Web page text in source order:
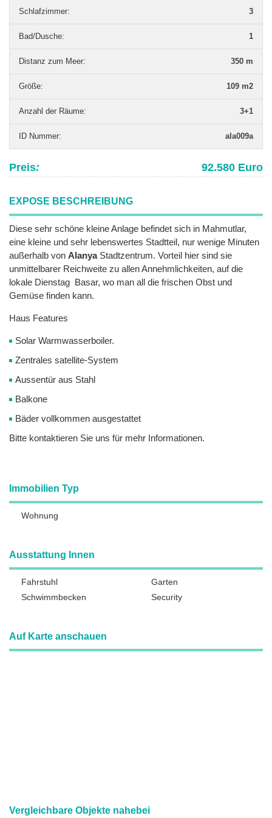
Schlafzimmer: 3
Bad/Dusche: 1
Distanz zum Meer: 350 m
Grö­ße: 109 m2
Anzahl der Räume: 3+1
ID Nummer: ala009a
Preis: 92.580 Euro
EXPOSE BESCHREIBUNG
Diese sehr schöne kleine Anlage befindet sich in Mahmutlar,
eine kleine und sehr lebenswertes Stadtteil, nur wenige Minuten
außerhalb von AlanyaStadtzentrum. Vorteil hier sind sie
unmittelbarer Reichweite zu allen Annehmlichkeiten, auf die
lokale Dienstag Basar, wo man all die frischen Obst und
Gemüse finden kann.
Haus Features
Solar Warmwasserboiler.
Zentrales satellite-System
Aussentür aus Stahl
Balkone
Bäder vollkommen ausgestattet
Bitte kontaktieren Sie uns für mehr Informationen.
Immobilien Typ
Wohnung
Ausstattung Innen
Fahrstuhl
Garten
Schwimmbecken
Security
Auf Karte anschauen
Vergleichbare Objekte nahebei